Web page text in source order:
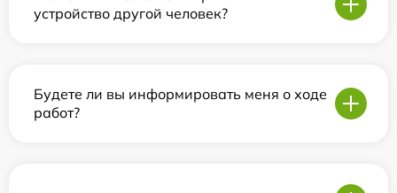
устройство другой человек?
Будете ли вы информировать меня о ходе
работ?